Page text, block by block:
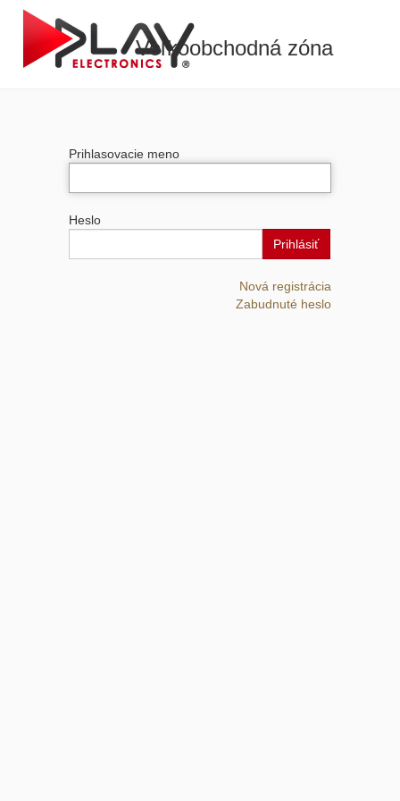
Veľkoobchodná zóna
Prihlasovacie meno
Heslo
Prihlásiť
Nová registrácia
Zabudnuté heslo